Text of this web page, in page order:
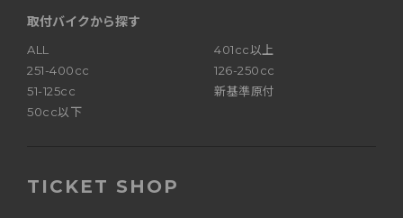
取付バイクから探す
ALL
401cc以上
251-400cc
126-250cc
51-125cc
新基準原付
50cc以下
TICKET SHOP